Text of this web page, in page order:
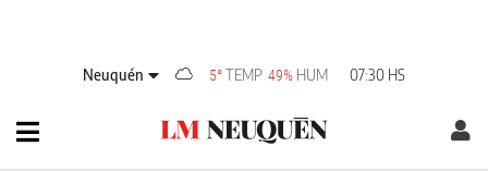
Neuquén 5°TEMP 49% HUM 07:30 HS